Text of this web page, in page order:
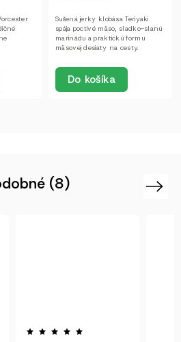
Do košíka
Sušená jerky klobása Teriyaki
spája poctivé mäso, sladko-slanú
marinádu a praktickú formu
mäsovej desiaty na cesty.
(8) Next